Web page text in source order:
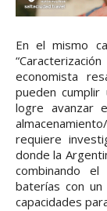
En el mismo
economista
pueden
logre avanzar
requiere
donde la
combinando
baterías con
capacidades